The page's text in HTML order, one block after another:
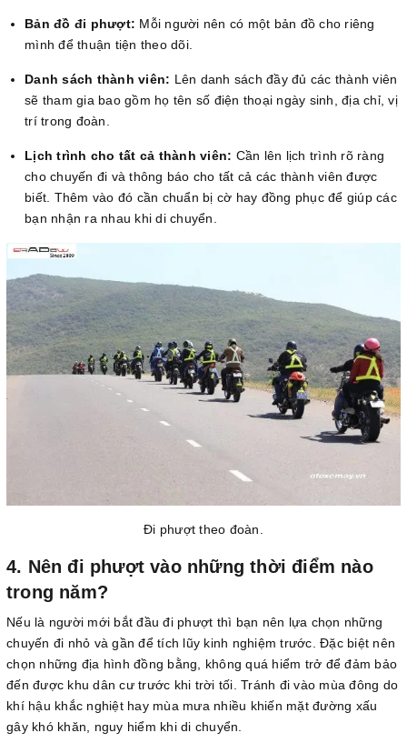
Bản đồ đi phượt: Mỗi người nên có một bản đồ cho riêng
mình để thuận tiện theo dõi.
Danh sách thành viên: Lên danh sách đầy đủ các thành viên
sẽ tham gia bao gồm họ tên số điện thoại ngày sinh, địa chỉ, vị
trí trong đoàn.
Lịch trình cho tất cả thành viên: Cần lên lịch trình rõ ràng
cho chuyến đi và thông báo cho tất cả các thành viên được
biết. Thêm vào đó cần chuẩn bị cờ hay đồng phục để giúp các
bạn nhận ra nhau khi di chuyển.
Đi phượt theo đoàn.
4. Nên đi phượt vào những thời điểm nào
trong năm?
Nếu là người mới bắt đầu đi phượt thì bạn nên lựa chọn những
chuyến đi nhỏ và gần để tích lũy kinh nghiệm trước. Đặc biệt nên
chọn những địa hình đồng bằng, không quá hiểm trở để đảm bảo
đến được khu dân cư trước khi trời tối. Tránh đi vào mùa đông do
khí hậu khắc nghiệt hay mùa mưa nhiều khiến mặt đường xấu
gây khó khăn, nguy hiểm khi di chuyển.